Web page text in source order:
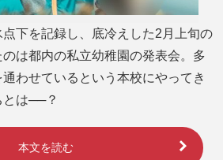
下を記録し、底冷えした2月上旬の
は都内の私立幼稚園の発表会。多
わせているという本校にやってき
とは──？
本文を読む